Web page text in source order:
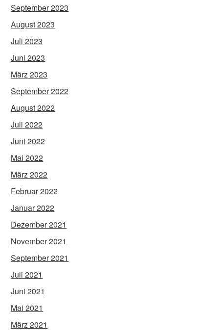
September 2023
August 2023
Juli 2023
Juni 2023
März 2023
September 2022
August 2022
Juli 2022
Juni 2022
Mai 2022
März 2022
Februar 2022
Januar 2022
Dezember 2021
November 2021
September 2021
Juli 2021
Juni 2021
Mai 2021
März 2021